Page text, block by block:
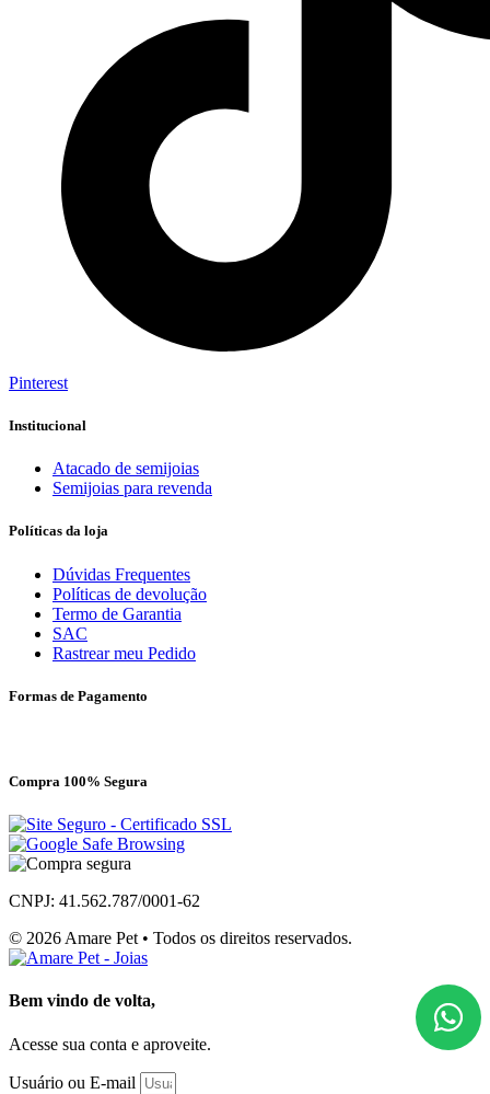
Pinterest
Institucional
Atacado de semijoias
Semijoias para revenda
Políticas da loja
Dúvidas Frequentes
Políticas de devolução
Termo de Garantia
SAC
Rastrear meu Pedido
Formas de Pagamento
Compra 100% Segura
CNPJ: 41.562.787/0001-62
© 2026 Amare Pet • Todos os direitos reservados.
Bem vindo de volta,
Acesse sua conta e aproveite.
Usuário ou E-mail